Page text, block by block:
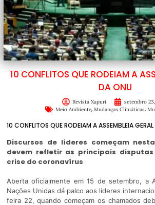
10 CONFLITOS QUE RODEIAM A
DA ONU
Revista Xapuri
setembro
Meio Ambiente, Mudanças Climáticas,
10 CONFLITOS QUE RODEIAM A ASSEMBLEIA
Discursos de líderes começam
devem refletir as principais
crise do coronavírus
Aberta oficialmente em 15 de setembro, a
Nações Unidas dá palco aos líderes
feira 22, quando começam os chamados